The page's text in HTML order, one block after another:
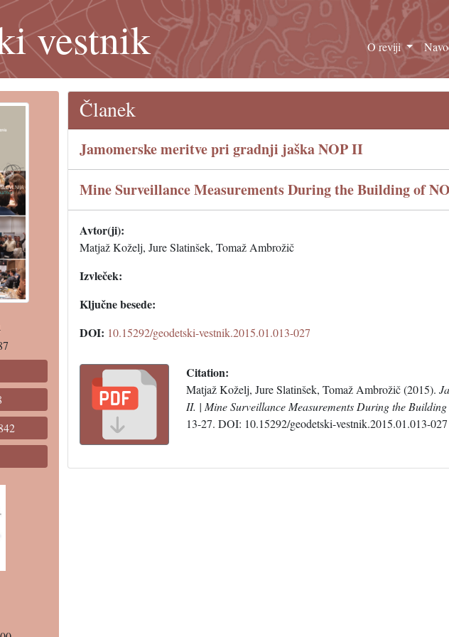
vestnik O reviji
Članek
Jamomerske meritve pri gradnji jaška NOP II
Mine Surveillance Measurements During the Building of
Avtor(ji):
Matjaž Koželj, Jure Slatinšek, Tomaž Ambrožič
Izvleček:
Ključne besede:
DOI: 10.15292/geodetski-vestnik.2015.01.013-027
Citation:
Matjaž Koželj, Jure Slatinšek, Tomaž Ambrožič (2015).
II. | Mine Surveillance Measurements During the
13-27. DOI: 10.15292/geodetski-vestnik.2015.01.013-027